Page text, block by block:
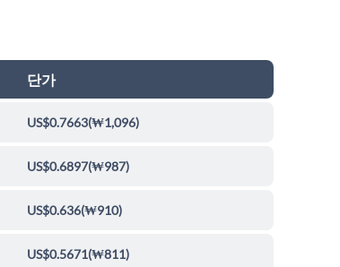
단가
US$0.7663(₩1,096)
US$0.6897(₩987)
US$0.636(₩910)
US$0.5671(₩811)